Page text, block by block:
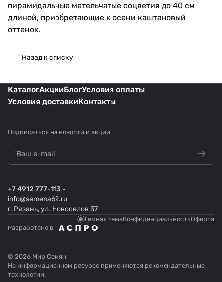
пирамидальные метельчатые соцветия до 40 см
длиной, приобретающие к осени каштановый
оттенок.
Назад к списку
КаталогАкцииБлогУсловия оплаты
Условия доставкиКонтакты
Подписаться на новости и акции
+7 4912 777-113
info@semena62.ru
г. Рязань, ул. Новоселов 37
Темная темаКонфиденциальностьОферта
Разработано в
© 2026 Мир Семян
На информационном ресурсе применяются рекомендательные
технологии.